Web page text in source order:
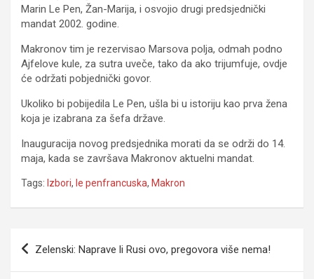
Marin Le Pen, Žan-Marija, i osvojio drugi predsjednički
mandat 2002. godine.
Makronov tim je rezervisao Marsova polja, odmah podno
Ajfelove kule, za sutra uveče, tako da ako trijumfuje, ovdje
će održati pobjednički govor.
Ukoliko bi pobijedila Le Pen, ušla bi u istoriju kao prva žena
koja je izabrana za šefa države.
Inauguracija novog predsjednika morati da se održi do 14.
maja, kada se završava Makronov aktuelni mandat.
Tags: Izbori, le penfrancuska, Makron
Navigacija
Zelenski: Naprave li Rusi ovo, pregovora više nema!